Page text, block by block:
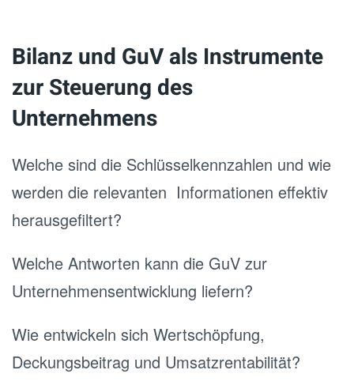
Bilanz und GuV als Instrumente
zur Steuerung des
Unternehmens
Welche sind die Schlüsselkennzahlen und wie
werden die relevanten Informationen effektiv
herausgefiltert?
Welche Antworten kann die GuV zur
Unternehmensentwicklung liefern?
Wie entwickeln sich Wertschöpfung,
Deckungsbeitrag und Umsatzrentabilität?